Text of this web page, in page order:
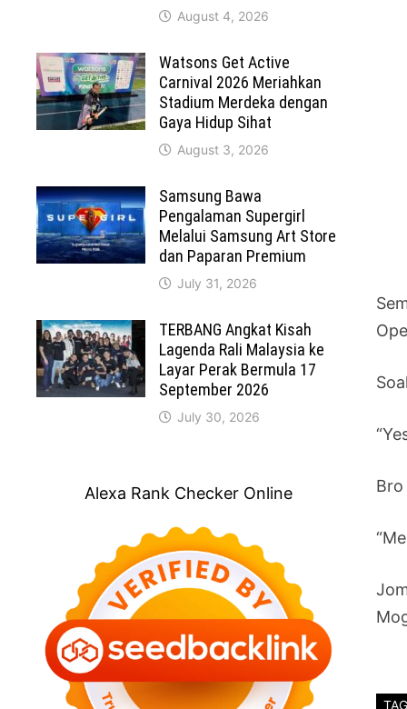
Bro
August 4, 2026
Watsons Get Active
Carnival 2026 Meriahkan
Stadium Merdeka dengan
Gaya Hidup Sihat
August 3, 2026
Samsung Bawa
Pengalaman Supergirl
Melalui Samsung Art Store
dan Paparan Premium
July 31, 2026
TERBANG Angkat Kisah
Lagenda Rali Malaysia ke
Layar Perak Bermula 17
September 2026
July 30, 2026
Alexa Rank Checker Online